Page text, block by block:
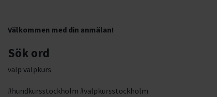
Välkommen med din anmälan!
Sök ord
valp valpkurs
#hundkursstockholm #valpkursstockholm